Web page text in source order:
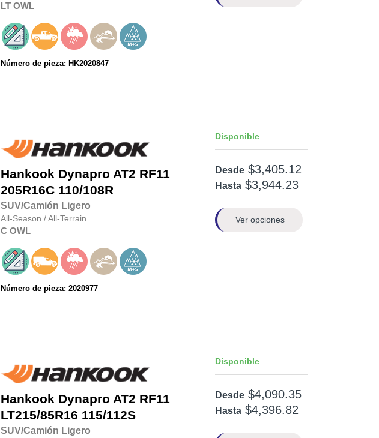
LT OWL
Número de pieza: HK2020847
Hankook Dynapro AT2 RF11
205R16C110/108R
SUV/Camión Ligero
All-Season /All-Terrain
C OWL
Número de pieza: 2020977
Disponible
Desde $3,405.12
Hasta $3,944.23
Ver opciones
Hankook Dynapro AT2 RF11
LT215/85R16 115/112S
SUV/Camión Ligero
Disponible
Desde $4,090.35
Hasta $4,396.82